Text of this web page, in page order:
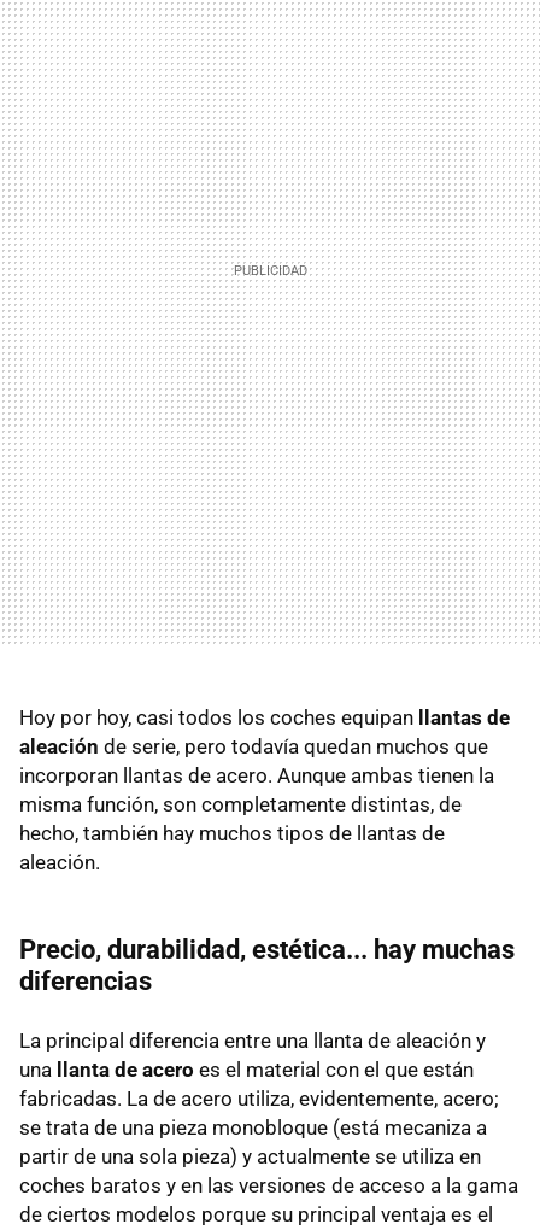
Hoy por hoy, casi todos los coches equipan
llantas de
aleación de serie, pero todavía quedan muchos que
incorporan llantas de acero. Aunque ambas tienen la
misma función, son completamente distintas, de
hecho, también hay muchos tipos de llantas de
aleación.
Precio, durabilidad, estética... hay muchas
diferencias
La principal diferencia entre una llanta de aleación y
una
llanta de acero es el material con el que están
fabricadas. La de acero utiliza, evidentemente, acero;
se trata de una pieza monobloque (está mecaniza a
partir de una sola pieza) y actualmente se utiliza en
coches baratos y en las versiones de acceso a la gama
de ciertos modelos porque su principal ventaja es el